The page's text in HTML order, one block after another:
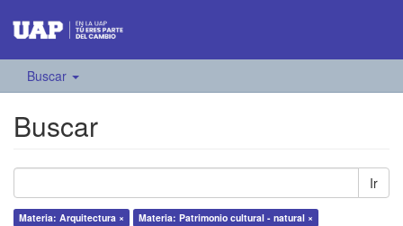
Buscar
Buscar
Ir
Materia: Arquitectura ×
Materia: Patrimonio cultural - natural ×